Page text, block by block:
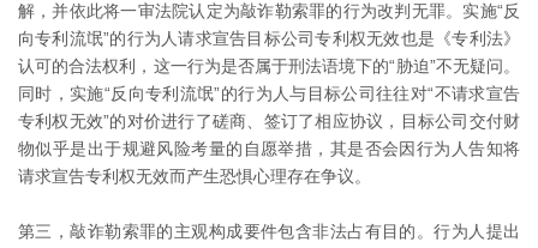
解，并依此将一审法院认定为敲诈勒索罪的行为改判无罪。实施“反
向专利流氓”的行为人请求宣告目标公司专利权无效也是《专利法》
认可的合法权利，这一行为是否属于刑法语境下的“胁迫”不无疑问。
同时，实施“反向专利流氓”的行为人与目标公司往往对“不请求宣告
专利权无效”的对价进行了磋商、签订了相应协议，目标公司交付财
物似乎是出于规避风险考量的自愿举措，其是否会因行为人告知将
请求宣告专利权无效而产生恐惧心理存在争议。
第三，敲诈勒索罪的主观构成要件包含非法占有目的。行为人提出